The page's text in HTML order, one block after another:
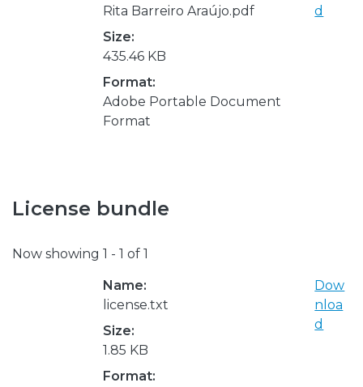
Rita Barreiro Araújo.pdf
Size:
435.46 KB
Format:
Adobe Portable Document
Format
d
License bundle
Now showing 1 - 1 of 1
Name:
license.txt
Size:
1.85 KB
Format:
Dow
nloa
d